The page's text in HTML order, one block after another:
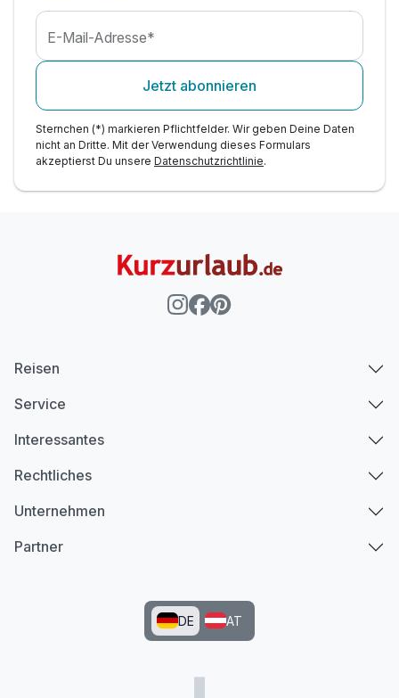
*Ab / An Kaiserstrand
*Beachten Sie bitte den Fahrplan!
E-Mail-Adresse*
Jetzt abonnieren
Sternchen (*) markieren Pflichtfelder. Wir geben Deine Daten
nicht an Dritte. Mit der Verwendung dieses Formulars
akzeptierst Du unsere Datenschutzrichtlinie.
Reisen
Service
Interessantes
Rechtliches
Unternehmen
Partner
DE AT